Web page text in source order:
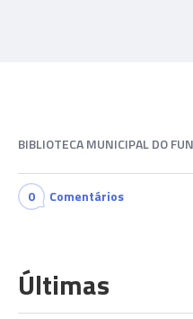
BIBLIOTECA MUNICIPAL DO
0 Comentários
Últimas